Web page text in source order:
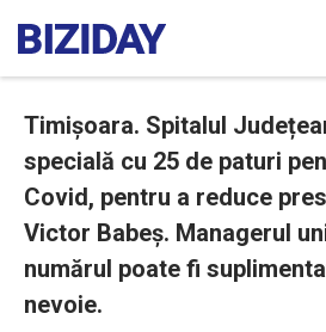
Timișoara. Spitalul
specială cu 25 de paturi
Covid, pentru a reduce
Victor Babeș. Managerul
numărul poate fi
nevoie.